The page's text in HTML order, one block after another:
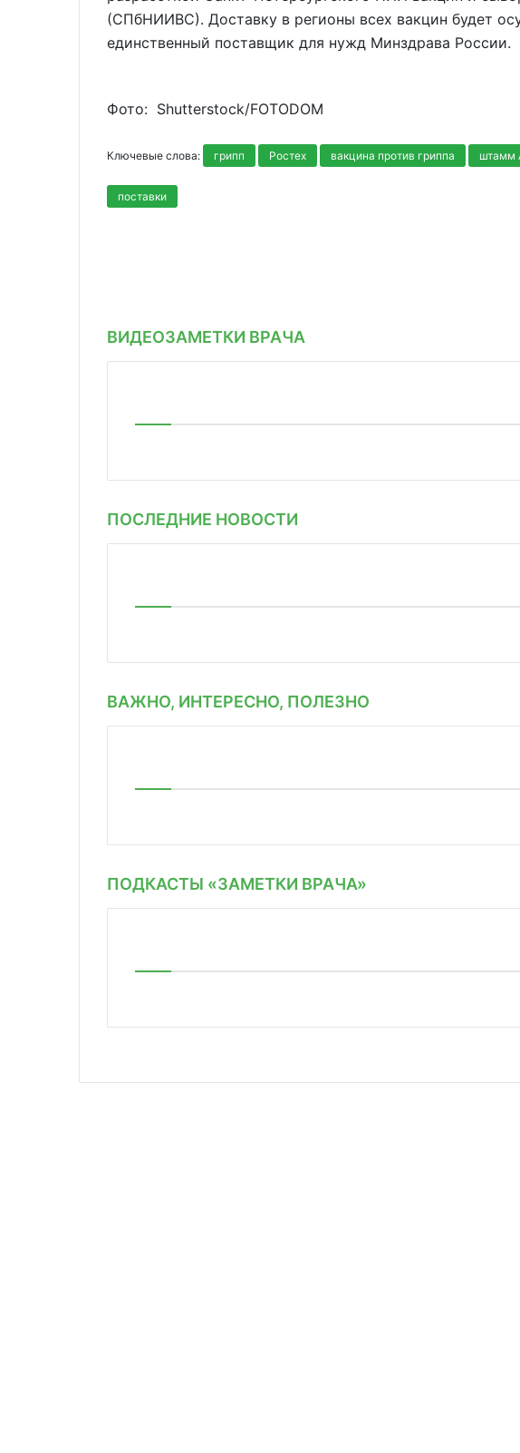
(СПбНИИВС). Доставку в регионы всех вакцин будет
единственный поставщик для нужд Минздрава России.
Фото: Shutterstoсk/FOTODOM
Ключевые слова: грипп Ростех вакцина против гриппа штамм
поставки
ВИДЕОЗАМЕТКИ ВРАЧА
ПОСЛЕДНИЕ НОВОСТИ
ВАЖНО, ИНТЕРЕСНО, ПОЛЕЗНО
ПОДКАСТЫ «ЗАМЕТКИ ВРАЧА»